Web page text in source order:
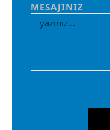
MESAJINIZ